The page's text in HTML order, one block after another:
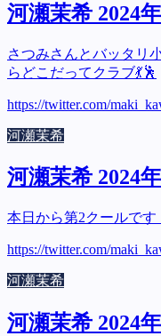
河瀬茉希 2024
さつみさんとバッタリ
らどこだってクラブ💃🕺
https://twitter.com/
河瀬茉希
河瀬茉希 2024
本日から第2クールです
https://twitter.com/
河瀬茉希
河瀬茉希 2024